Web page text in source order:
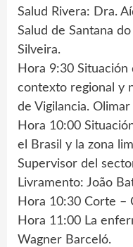
Salud Rivera: Dra.
Salud de Santana
Silveira.
Hora 9:30
contexto regional y
de Vigilancia. Olimar
Hora 10:00
el Brasil y la zona
Supervisor del
Livramento: João
Hora 10:30 Corte –
Hora 11:00 La
Wagner Barceló.